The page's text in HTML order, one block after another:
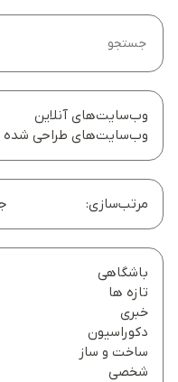
هیچ محصولی در سبد
صفحه اصلی
درخواست سایت
وبلاگ
محصولات
تماس با ما
درباره ما
حساب کاربری من
سبد خرید
خانه
دسته
وب‌سایت‌های آنلاین
وب‌سایت‌های طراحی شده
مرتب‌سازی:
باشگاهی
تازه ها
خبری
دکوراسیون
ساخت و ساز
شخصی